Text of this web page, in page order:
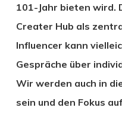
101-Jahr bieten wird.
Creater Hub als
Influencer kann
Gespräche über
Wir werden auch in
sein und den Fokus